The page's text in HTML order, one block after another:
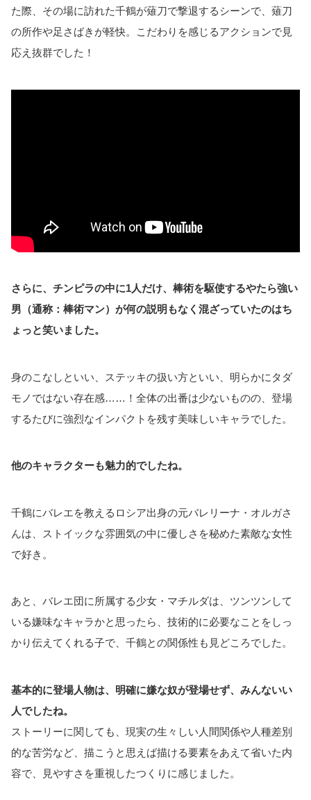
た際、その場に訪れた千鶴が薙刀で撃退するシーンで、薙刀
の所作や足さばきが軽快。こだわりを感じるアクションで見
応え抜群でした！
さらに、チンピラの中に1人だけ、棒術を駆使するやたら強い
男（通称：棒術マン）が何の説明もなく 混ざっていたのはち
ょっと笑いました。
身のこなしといい、ステッキの扱い方といい、明らかにタダ
モノではない存在感……！全体の出番は少ないものの、登場
するたびに強烈なインパクトを残す美味しいキャラでした。
他のキャラクターも魅力的でしたね。
千鶴にバレエを教えるロシア出身の元バレリーナ・オルガさ
んは、ストイックな雰囲気の中に優しさを秘めた素敵な女性
で好き。
あと、バレエ団に所属する少女・マチルダは、ツンツンして
いる嫌味なキャラかと思ったら、技術的に必要なことをしっ
かり伝えてくれる子で、千鶴との関係性も見どころでした。
基本的に登場人物は、明確に嫌な奴が登場せず、みんないい
人でしたね。
ストーリーに関しても、現実の生々しい人間関係や人種差別
的な苦労など、描こうと思えば描ける要素をあえて省いた内
容で、見やすさを重視したつくりに感じました。